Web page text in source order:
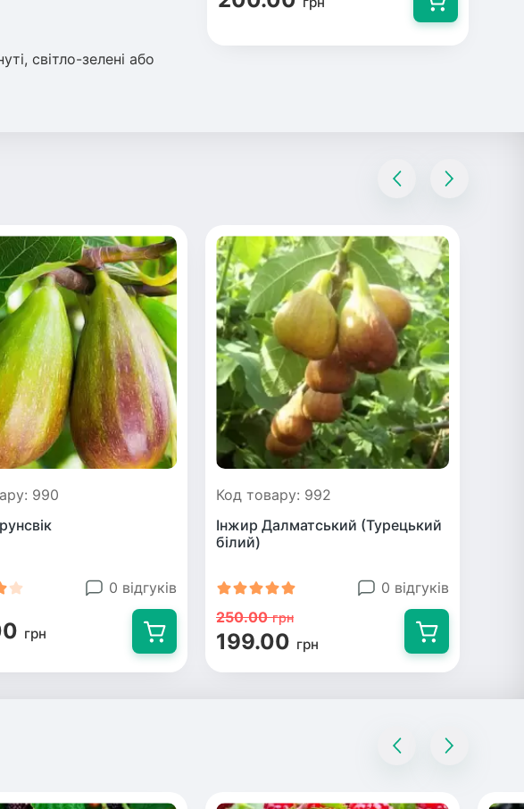
світло-зелені або
990
0 відгуків
грн
Код товару: 992
Інжир Далматський (Турецький
білий)
0 відгуків
250.00 грн
199.00 грн